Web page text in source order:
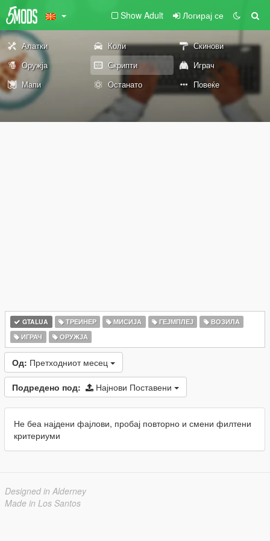
Show Adult Логирај се
Алатки Коли
Скинови
Оружја
Скрипти
Играч
Мапи
Останато Повеќе
GTALUA ТРЕИНЕР МИСИЈА ГЕЈМПЛЕЈ
ВОЗИЛА
ИГРАЧ
ОРУЖЈА
Од: Претходниот месец
Подредено под: Најнови Поставени
Не беа најдени фајлови, пробај повторно и смени филтени
критериуми
Designed in Alderney
Made in Los Santos